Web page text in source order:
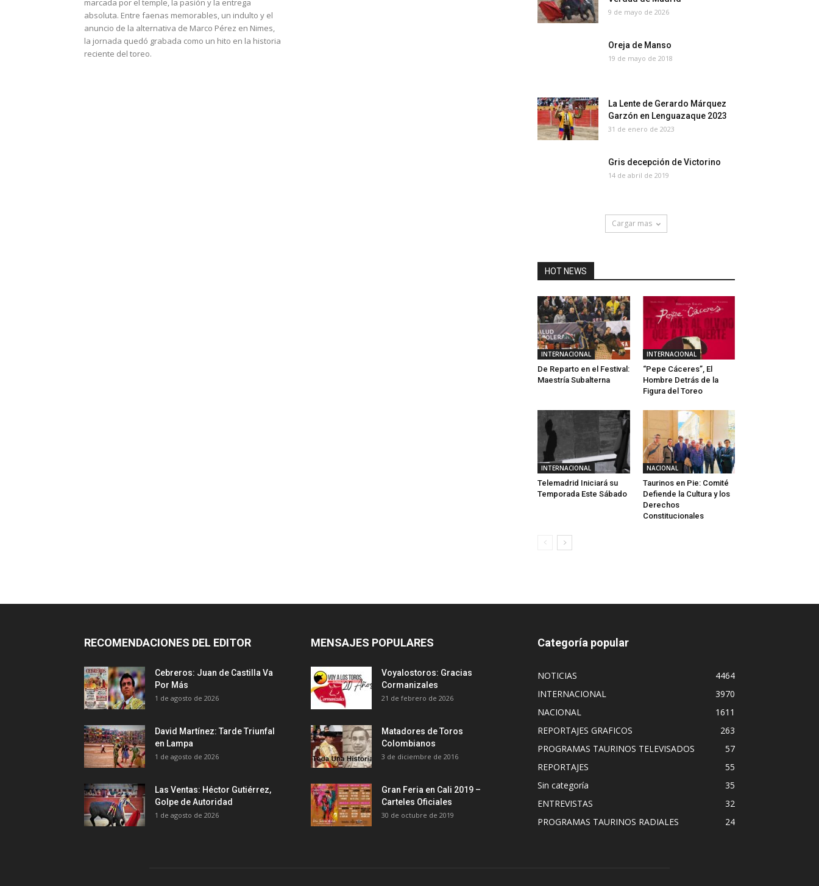
marcada por el temple, la pasión y la entrega
absoluta. Entre faenas memorables, un indulto y el
anuncio de la alternativa de Marco Pérez en Nimes,
la jornada quedó grabada como un hito en la historia
reciente del toreo.
9 de mayo de 2026
Oreja de Manso
19 de mayo de 2018
La Lente de Gerardo Márquez
Garzón en Lenguazaque 2023
31 de enero de 2023
Gris decepción de Victorino
14 de abril de 2019
Cargar mas
HOT NEWS
INTERNACIONAL
De Reparto en el Festival:
Maestría Subalterna
INTERNACIONAL
“Pepe Cáceres”, El
Hombre Detrás de la
Figura del Toreo
INTERNACIONAL
Telemadrid Iniciará su
Temporada Este Sábado
NACIONAL
Taurinos en Pie: Comité
Defiende la Cultura y los
Derechos
Constitucionales
RECOMENDACIONES DEL EDITOR
Cebreros: Juan de Castilla Va
Por Más
1 de agosto de 2026
David Martínez: Tarde Triunfal
en Lampa
1 de agosto de 2026
Las Ventas: Héctor Gutiérrez,
Golpe de Autoridad
1 de agosto de 2026
MENSAJES POPULARES
Voyalostoros: Gracias
Cormanizales
21 de febrero de 2026
Matadores de Toros
Colombianos
3 de diciembre de 2016
Gran Feria en Cali 2019 –
Carteles Oficiales
30 de octubre de 2019
Categoría popular
NOTICIAS
4464
INTERNACIONAL
3970
NACIONAL
1611
REPORTAJES GRAFICOS
263
PROGRAMAS TAURINOS TELEVISADOS
57
REPORTAJES
55
Sin categoría
35
ENTREVISTAS
32
PROGRAMAS TAURINOS RADIALES
24